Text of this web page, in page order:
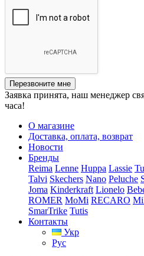
Перезвоните мне
Заявка принята, наш менеджер
часа!
О магазине
Доставка, оплата, возврат
Новости
Бренды
Reima Lenne Huppa Lassie
Talvi Skechers Nano Peluche
Joma Kinderkraft Lionelo
ROMER MoMi RECARO
SmarTrike Tutis
Контакты
Укр
Рус